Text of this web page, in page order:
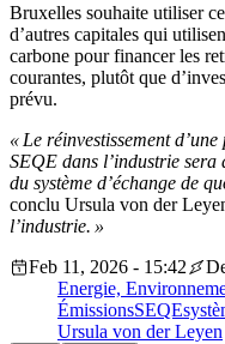
Bruxelles souhaite utiliser
d’autres capitales qui
carbone pour financer les
courantes, plutôt que
prévu.
« Le réinvestissement
SEQE dans l’industrie
du système d’échange de
conclu Ursula von der
l’industrie. »
Feb 11, 2026 - 15:42
Energie,
ÉmissionsSEQE
Ursula von der Leyen